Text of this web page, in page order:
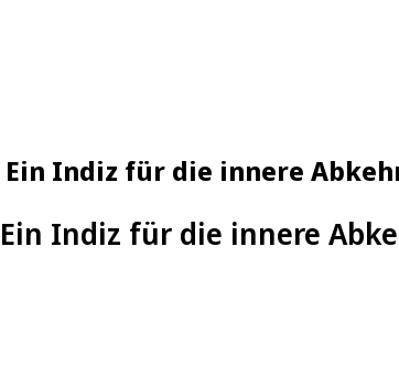
Indiz für die innere
Ein Indiz für die innere